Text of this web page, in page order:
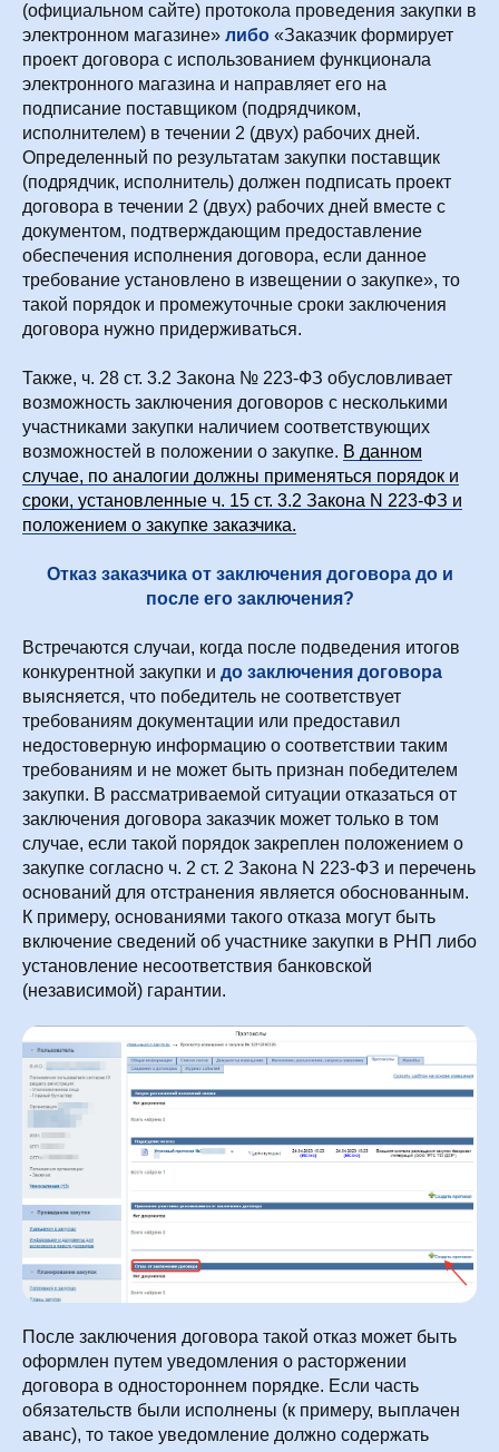
(официальном сайте) протокола проведения закупки в
электронном магазине» либо «Заказчик формирует
проект договора с использованием функционала
электронного магазина и направляет его на
подписание поставщиком (подрядчиком,
исполнителем) в течении 2 (двух) рабочих дней.
Определенный по результатам закупки поставщик
(подрядчик, исполнитель) должен подписать проект
договора в течении 2 (двух) рабочих дней вместе с
документом, подтверждающим предоставление
обеспечения исполнения договора, если данное
требование установлено в извещении о закупке», то
такой порядок и промежуточные сроки заключения
договора нужно придерживаться.
Также, ч. 28 ст. 3.2 Закона № 223-ФЗ обусловливает
возможность заключения договоров с несколькими
участниками закупки наличием соответствующих
возможностей в положении о закупке. В данном
случае, по аналогии должны применяться порядок и
сроки, установленные ч. 15 ст. 3.2 Закона N 223-ФЗ и
положением о закупке заказчика.
Отказ заказчика от заключения договора до и
после его заключения?
Встречаются случаи, когда после подведения итогов
конкурентной закупки и до заключения договора
выясняется, что победитель не соответствует
требованиям документации или предоставил
недостоверную информацию о соответствии таким
требованиям и не может быть признан победителем
закупки. В рассматриваемой ситуации отказаться от
заключения договора заказчик может только в том
случае, если такой порядок закреплен положением о
закупке согласно ч. 2 ст. 2 Закона N 223-ФЗ и перечень
оснований для отстранения является обоснованным.
К примеру, основаниями такого отказа могут быть
включение сведений об участнике закупки в РНП либо
установление несоответствия банковской
(независимой) гарантии.
После заключения договора такой отказ может быть
оформлен путем уведомления о расторжении
договора в одностороннем порядке. Если часть
обязательств были исполнены (к примеру, выплачен
аванс), то такое уведомление должно содержать